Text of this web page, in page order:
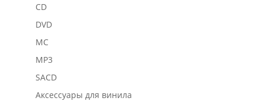
CD
DVD
MC
MP3
SACD
Аксессуары для винила